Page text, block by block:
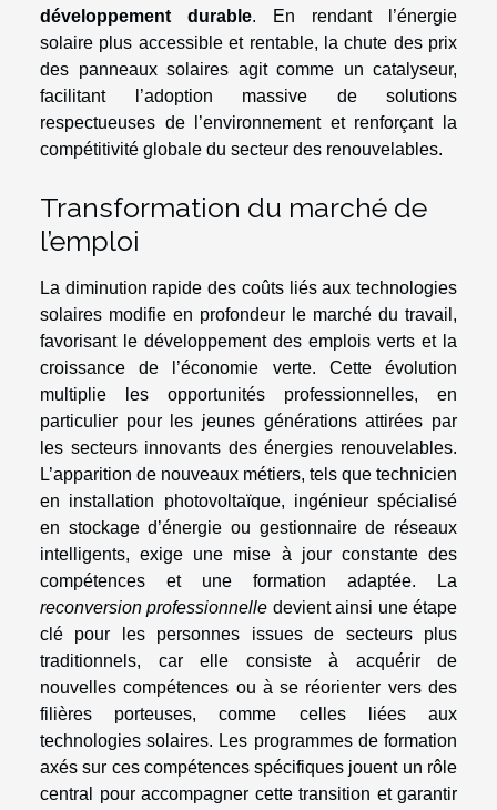
développement durable. En rendant l’énergie
solaire plus accessible et rentable, la chute des prix
des panneaux solaires agit comme un catalyseur,
facilitant l’adoption massive de solutions
respectueuses de l’environnement et renforçant la
compétitivité globale du secteur des renouvelables.
Transformation du marché de
l’emploi
La diminution rapide des coûts liés aux technologies
solaires modifie en profondeur le marché du travail,
favorisant le développement des emplois verts et la
croissance de l’économie verte. Cette évolution
multiplie les opportunités professionnelles, en
particulier pour les jeunes générations attirées par
les secteurs innovants des énergies renouvelables.
L’apparition de nouveaux métiers, tels que technicien
en installation photovoltaïque, ingénieur spécialisé
en stockage d’énergie ou gestionnaire de réseaux
intelligents, exige une mise à jour constante des
compétences et une formation adaptée. La
reconversion professionnelle devient ainsi une étape
clé pour les personnes issues de secteurs plus
traditionnels, car elle consiste à acquérir de
nouvelles compétences ou à se réorienter vers des
filières porteuses, comme celles liées aux
technologies solaires. Les programmes de formation
axés sur ces compétences spécifiques jouent un rôle
central pour accompagner cette transition et garantir